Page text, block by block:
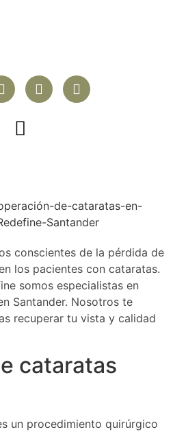
conscientes de la pérdida de
los pacientes con cataratas.
somos especialistas en
Santander. Nosotros te
recuperar tu vista y calidad
cataratas
un procedimiento quirúrgico